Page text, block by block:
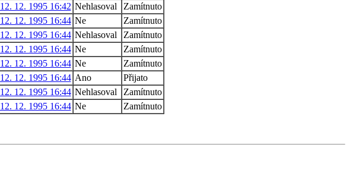
12. 12. 1995 16:42 Nehlasoval
Zamítnuto
12. 12. 1995 16:44 Ne
Zamítnuto
12. 12. 1995 16:44 Nehlasoval
Zamítnuto
12. 12. 1995 16:44 Ne
Zamítnuto
12. 12. 1995 16:44 Ne
Zamítnuto
12. 12. 1995 16:44 Ano
Přijato
12. 12. 1995 16:44 Nehlasoval
Zamítnuto
12. 12. 1995 16:44 Ne Zamítnuto